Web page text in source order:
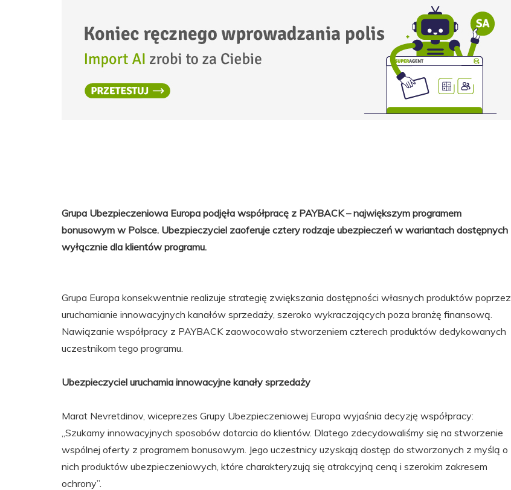
Grupa Ubezpieczeniowa Europa podjęła współpracę z PAYBACK – największym programem
bonusowym w Polsce. Ubezpieczyciel zaoferuje cztery rodzaje ubezpieczeń w wariantach dostępnych
wyłącznie dla klientów programu.
Grupa Europa konsekwentnie realizuje strategię zwiększania dostępności własnych produktów poprzez
uruchamianie innowacyjnych kanałów sprzedaży, szeroko wykraczających poza branżę finansową.
Nawiązanie współpracy z PAYBACK zaowocowało stworzeniem czterech produktów dedykowanych
uczestnikom tego programu.
Ubezpieczyciel uruchamia innowacyjne kanały sprzedaży
Marat Nevretdinov, wiceprezes Grupy Ubezpieczeniowej Europa wyjaśnia decyzję współpracy:
„Szukamy innowacyjnych sposobów dotarcia do klientów. Dlatego zdecydowaliśmy się na stworzenie
wspólnej oferty z programem bonusowym. Jego uczestnicy uzyskają dostęp do stworzonych z myślą o
nich produktów ubezpieczeniowych, które charakteryzują się atrakcyjną ceną i szerokim zakresem
ochrony”.